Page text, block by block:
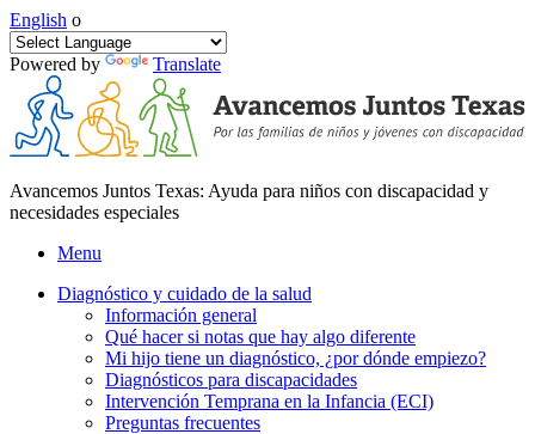
English o
Powered by Translate
Avancemos Juntos Texas: Ayuda para niños con discapacidad y
necesidades especiales
Menu
Diagnóstico y cuidado de la salud
Información general
Qué hacer si notas que hay algo diferente
Mi hijo tiene un diagnóstico, ¿por dónde empiezo?
Diagnósticos para discapacidades
Intervención Temprana en la Infancia (ECI)
Preguntas frecuentes